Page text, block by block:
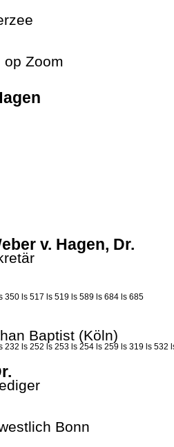
op Zoom
v. Hagen, Dr.
350 ls 517 ls 519 ls 589 ls 684 ls 685
Baptist (Köln)
232 ls 252 ls 253 ls 254 ls 259 ls 319 ls 532
Bonn